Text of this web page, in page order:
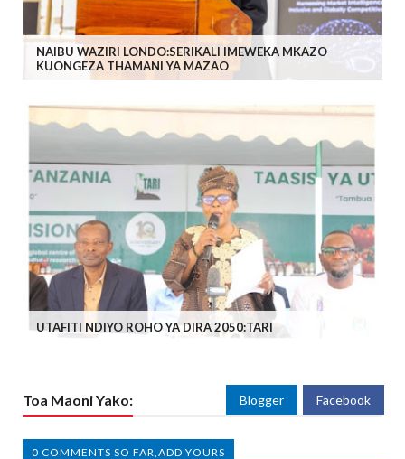
NAIBU WAZIRI LONDO:SERIKALI IMEWEKA MKAZO
KUONGEZA THAMANI YA MAZAO
UTAFITI NDIYO ROHO YA DIRA 2050:TARI
Toa Maoni Yako: Blogger Facebook
0 COMMENTS SO FAR,ADD YOURS